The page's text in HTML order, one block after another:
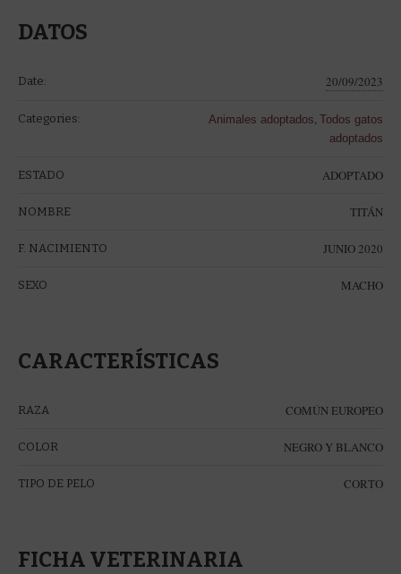
DATOS
Date: 20/09/2023
Categories: Animales adoptados Todos gatos
adoptados
ESTADO ADOPTADO
NOMBRE TITÁN
F. NACIMIENTO JUNIO 2020
SEXO MACHO
CARACTERÍSTICAS
RAZA COMÚN EUROPEO
COLOR NEGRO Y BLANCO
TIPO DE PELO CORTO
FICHA VETERINARIA